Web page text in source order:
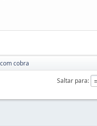
cobra
Saltar para